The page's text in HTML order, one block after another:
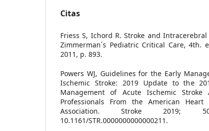
Citas
Friess S, Ichord R. Stroke and
Zimmerman´s Pediatric Critical Care, 4th.
2011, p. 893.
Powers WJ, Guidelines for the Early
Ischemic Stroke: 2019 Update to the
Management of Acute Ischemic
Professionals From the American Heart
Association. Stroke 2019;
10.1161/STR.0000000000000211.